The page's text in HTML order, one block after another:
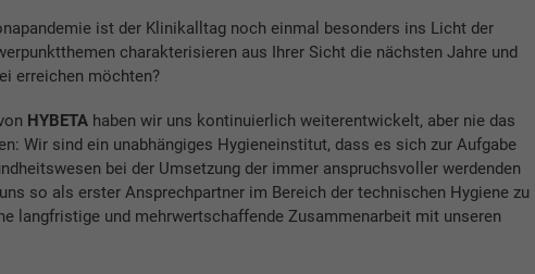
ist der Klinikalltag noch einmal besonders ins Licht der
charakterisieren aus Ihrer Sicht die nächsten Jahre und
erreichen möchten?
HYBETAhaben wir uns kontinuierlich weiterentwickelt, aber nie das
Wir sind ein unabhängiges Hygieneinstitut, dass es sich zur Aufgabe
bei der Umsetzung der immer anspruchsvoller werdenden
so als erster Ansprechpartner im Bereich der technischen Hygiene zu
langfristige und mehrwertschaffende Zusammenarbeit mit unseren